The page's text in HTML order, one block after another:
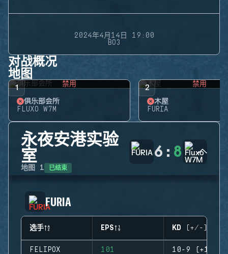
2024年4月14日 19:00
BO3
对战概况
地图
1 禁用
俱乐部会所
FLUXO W7M
2 禁用
木屋
FURIA
永夜安港实验
室
地图 1 已结束
6 : 8
FURIA
选手 EPS KD (+/-)
FELIPOX 101 10-9 (+1)